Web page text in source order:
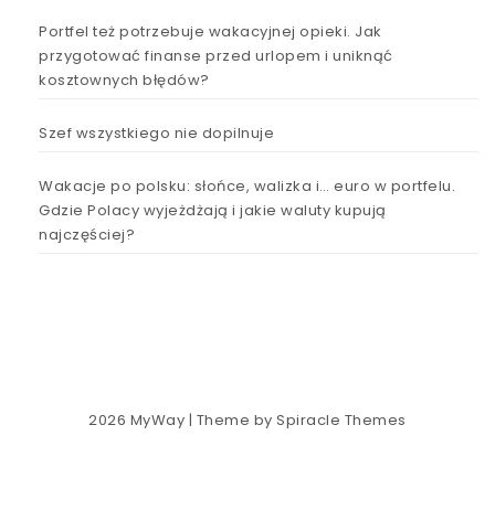
Portfel też potrzebuje wakacyjnej opieki. Jak
przygotować finanse przed urlopem i uniknąć
kosztownych błędów?
Szef wszystkiego nie dopilnuje
Wakacje po polsku: słońce, walizka i… euro w portfelu.
Gdzie Polacy wyjeżdżają i jakie waluty kupują
najczęściej?
2026 MyWay | Theme bySpiracle Themes